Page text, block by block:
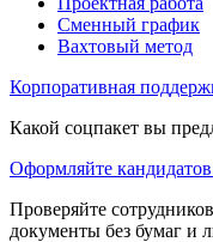
Сменный график
Вахтовый метод
Корпоративная
Какой соцпакет вы
Оформляйте
Проверяйте
документы без бумаг и